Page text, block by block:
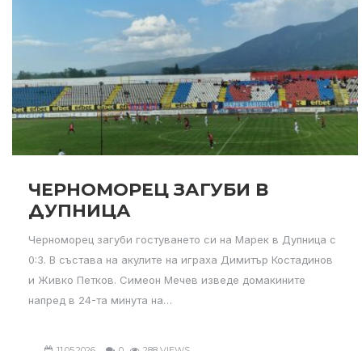
ЧЕРНОМОРЕЦ ЗАГУБИ В
ДУПНИЦА
Черноморец загуби гостуването си на Марек в Дупница с
0:3. В състава на акулите на играха Димитър Костадинов
и Живко Петков. Симеон Мечев изведе домакините
напред в 24-та минута на…